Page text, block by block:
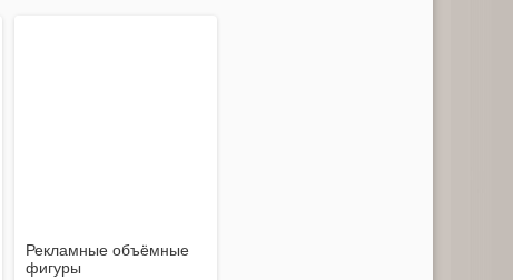
Рекламные объёмные
фигуры